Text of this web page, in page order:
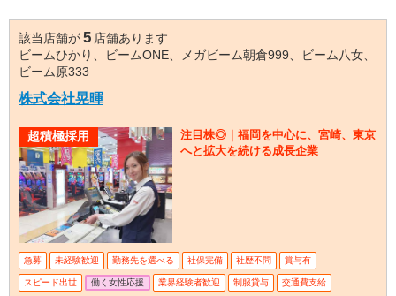
該当店舗が5 店舗あります
ビームひかり、ビームONE、メガビーム朝倉999、ビーム八女、
ビーム原333
株式会社晃暉
超積極採用
注目株◎｜福岡を中心に、宮崎、東京
へと拡大を続ける成長企業
急募 未経験歓迎 勤務先を選べる 社保完備 社歴不問 賞与有
スピード出世 働く女性応援 業界経験者歓迎 制服貸与 交通費支給